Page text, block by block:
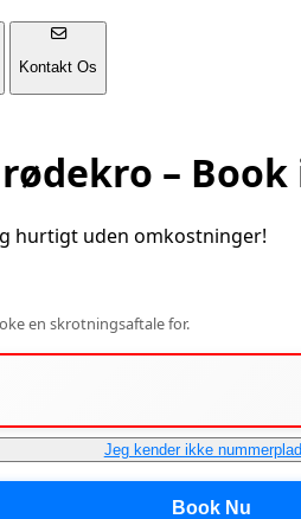
Kontakt Os
rødekro – Book
hurtigt uden omkostninger!
en skrotningsaftale for.
Jeg kender ikke
Book Nu